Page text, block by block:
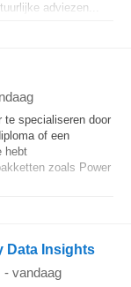
adviezen...
te specialiseren door
of een
hebt
zoals Power
Data Insights
- vandaag